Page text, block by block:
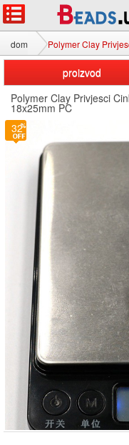
dom Polymer Clay
proizvod
Polymer Clay Privjesci
18x25mm PC